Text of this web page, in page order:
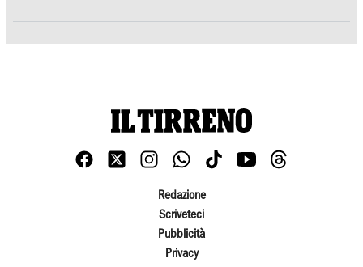
Redazione
Scriveteci
Pubblicità
Privacy